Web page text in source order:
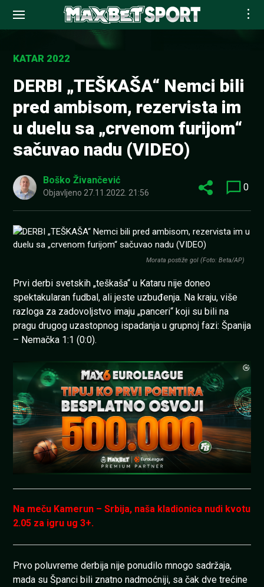
contentKATAR 2022
DERBI „TEŠKAŠA“ Nemci bili
pred ambisom, rezervista im
u duelu sa „crvenom furijom“
sačuvao nadu (VIDEO)
Boško Živančević
Objavljeno 27.11.2022. 21:56 0
Morata postiže gol (Foto: Beta/AP)
Prvi derbi svetskih „teškaša“ u Kataru nije doneo
spektakularan fudbal, ali jeste uzbuđenja. Na kraju, više
razloga za zadovoljstvo imaju „panceri“ koji su bili na
pragu drugog uzastopnog ispadanja u grupnoj fazi: Španija
– Nemačka 1:1 (0:0).
Na meču Kamerun – Srbija, naša kladionica nudi kvotu
2.05 za igru ug 3+.
Prvo poluvreme derbija nije ponudilo mnogo sadržaja,
mada su Španci bili znatno nadmoćniji, sa čak dve trećine